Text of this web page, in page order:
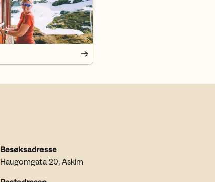
Besøksadresse
Haugomgata 20, Askim